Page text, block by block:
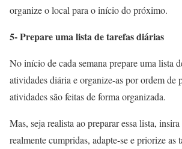
organize o local para o início do próximo.
5- Prepare uma lista de tarefas diárias
No início de cada semana prepare uma lista
atividades diária e organize-as por ordem de
atividades são feitas de forma organizada.
Mas, seja realista ao preparar essa lista,
realmente cumpridas, adapte-se e priorize as